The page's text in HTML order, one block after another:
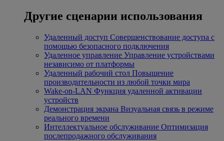
Другие сценарии использования
Удаленный доступ Совершенствование доступа с
помощью безопасного подключения
Удаленное управление Управление устройствами
независимо от платформы
Удаленный рабочий стол Повышение
производительности из любой точки мира
Wake-on-LAN Функция удаленной активации
устройств
Демонстрация экрана Визуальная связь в режиме
реального времени
Интеллектуальное обслуживание Оптимизация
послепродажного обслуживания